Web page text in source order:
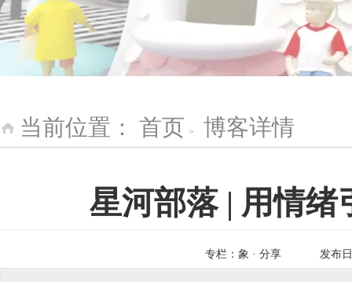
当前位置： 首页 > 博客详情
星河部落 | 用情
专栏： 象 · 分享 发布